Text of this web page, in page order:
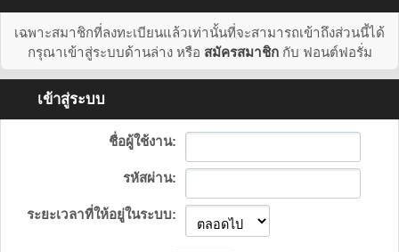
เฉพาะสมาชิกที่ลงทะเบียนแล้วเท่านั้นที่จะสามารถเข้าถึงส่วนนี้ได้
กรุณาเข้าสู่ระบบด้านล่าง หรือ สมัครสมาชิกกับ ฟอนต์ฟอรั่ม
เข้าสู่ระบบ
ชื่อผู้ใช้งาน:
รหัสผ่าน:
ระยะเวลาที่ให้อยู่ในระบบ: